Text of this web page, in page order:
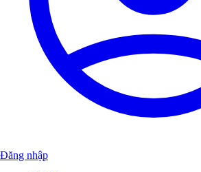
Đăng nhập